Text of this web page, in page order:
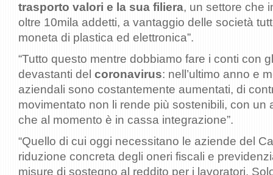
trasporto valori e la sua filiera, un settore che
oltre 10mila addetti, a vantaggio delle società
moneta di plastica ed elettronica”.
“Tutto questo mentre dobbiamo fare i conti con
devastanti del coronavirus: nell’ultimo anno e
aziendali sono costantemente aumentati, di
movimentato non li rende più sostenibili, con un
che al momento è in cassa integrazione”.
“Quello di cui oggi necessitano le aziende del
riduzione concreta degli oneri fiscali e
misure di sostegno al reddito per i lavoratori.